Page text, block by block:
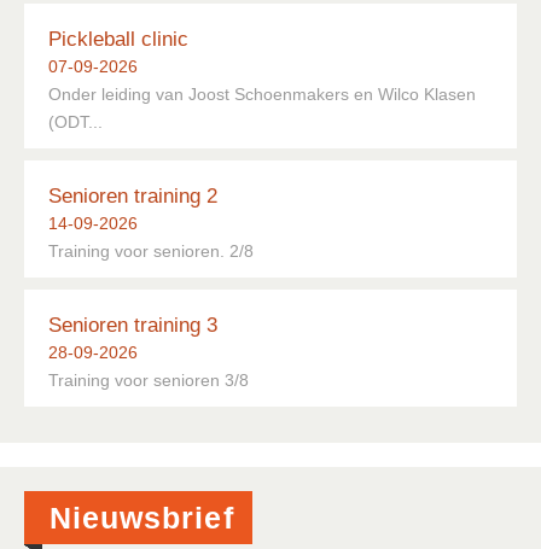
Pickleball clinic
07-09-2026
Onder leiding van Joost Schoenmakers en Wilco Klasen
(ODT...
Senioren training 2
14-09-2026
Training voor senioren. 2/8
Senioren training 3
28-09-2026
Training voor senioren 3/8
Nieuwsbrief